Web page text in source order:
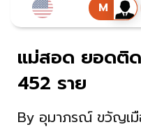
แม่สอด ยอดติด
452 ราย
By อุมาภรณ์ ขวัญเ